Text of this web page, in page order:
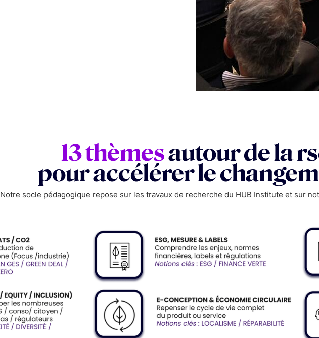
13 thèmesautour de la
pour accélérer le
Notre socle pédagogique repose sur les travaux de recherche du HUB Institute et sur